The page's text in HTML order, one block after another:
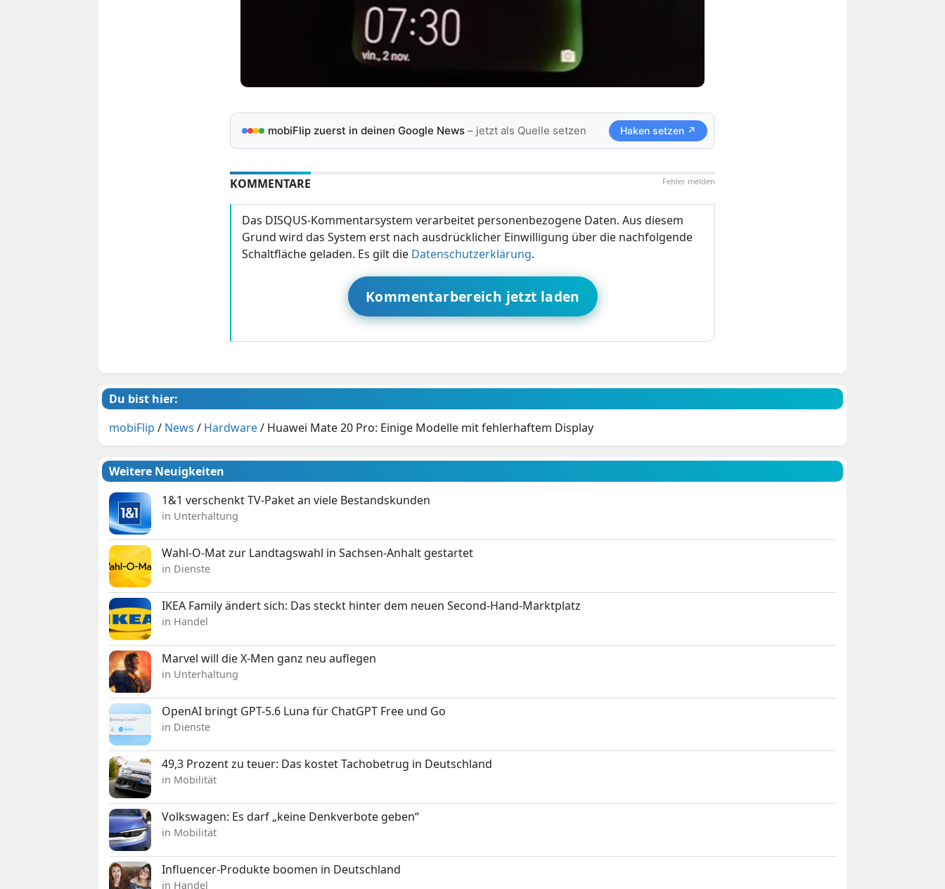
mobiFlip zuerst in deinen Google News– jetzt als Quelle setzen Haken setzen ↗
Fehler melden
KOMMENTARE
Das DISQUS-Kommentarsystem verarbeitet personenbezogene Daten. Aus diesem
Grund wird das System erst nach ausdrücklicher Einwilligung über die nachfolgende
Schaltfläche geladen. Es gilt die Datenschutzerklärung.
Kommentarbereich jetzt laden
Du bist hier:
mobiFlip / News / Hardware/ Huawei Mate 20 Pro: Einige Modelle mit fehlerhaftem Display
Weitere Neuigkeiten
1&1 verschenkt TV-Paket an viele Bestandskunden
in Unterhaltung
Wahl-O-Mat zur Landtagswahl in Sachsen-Anhalt gestartet
in Dienste
IKEA Family ändert sich: Das steckt hinter dem neuen Second-Hand-Marktplatz
in Handel
Marvel will die X-Men ganz neu auflegen
in Unterhaltung
OpenAI bringt GPT-5.6 Luna für ChatGPT Free und Go
in Dienste
49,3 Prozent zu teuer: Das kostet Tachobetrug in Deutschland
in Mobilität
Volkswagen: Es darf „keine Denkverbote geben“
in Mobilität
Influencer-Produkte boomen in Deutschland
in Handel